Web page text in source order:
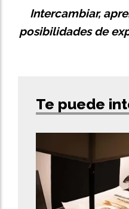
Intercambiar,
posibilidades de
Te puede